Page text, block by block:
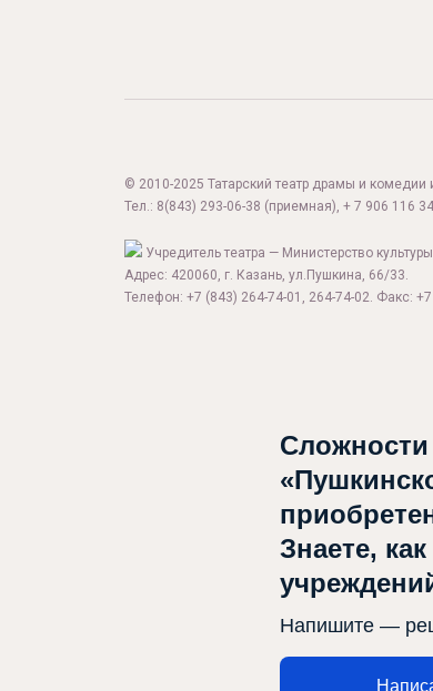
© 2010-2025 Татарский театр драмы и комедии
Тел.: 8(843) 293-06-38 (приемная), + 7 906 116
Учредитель театра — Министерство
Адрес: 420060, г. Казань, ул.Пушкина, 66/33.
Телефон: +7 (843) 264-74-01, 264-74-02. Факс:
Знаете,
Напишите —